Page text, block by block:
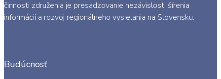
činnosti združenia je presadzovanie nezávislosti šírenia
informácií a rozvoj regionálneho vysielania na Slovensku.
Budúcnosť